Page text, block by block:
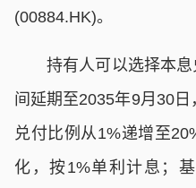
(00884.HK)。
持有人可以选择本息
间延期至2035年9月30日
兑付比例从1%递增至
化，按1%单利计息；